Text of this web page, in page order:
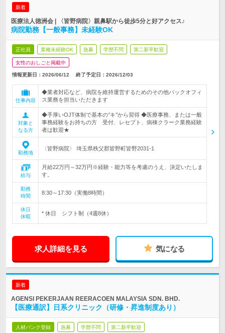
新着
医療法人徳洲会 | 〈皆野病院〉親鼻駅から徒歩5分と好アクセス♪
病院勤務【一般事務】未経験OK
正社員 業種未経験OK 急募 学歴不問 第二新卒歓迎
女性のおしごと掲載中
情報更新日：2026/06/12 終了予定日： 2026/12/03
仕事内容
◆業者対応など、病院を維持運営するためのその他バックオフィ
ス業務を担当いただきます
対象と
なる方
◆手厚いOJT体制で基本の‘’キ’’から習得 ◆医療事務、または一般
事務経験をお持ちの方 受付、レセプト、病棟クラーク業務経験
者は歓迎★
勤務地
〈皆野病院〉 埼玉県秩父郡皆野町皆野2031-1
給与
月給22万円～32万円※経験・能力等を考慮のうえ、決定いたしま
す。
勤務
時間
8:30～17:30（実働8時間）
休日
休暇
* 休日 シフト制（4週8休）
求人詳細を見る 気になる
新着
AGENSI PEKERJAAN REERACOEN MALAYSIA SDN. BHD.
【医療通訳】日系クリニック（研修・昇進制度あり）
人材バンク登録 急募 学歴不問 第二新卒歓迎